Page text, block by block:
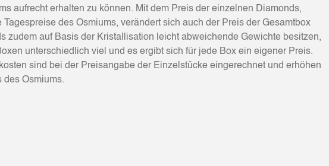
aufrecht erhalten zu können. Mit dem Preis der einzelnen Diamonds,
des Osmiums, verändert sich auch der Preis der Gesamtbox
zudem auf Basis der Kristallisation leicht abweichende Gewichte besitzen,
unterschiedlich viel und es ergibt sich für jede Box ein eigener Preis.
sind bei der Preisangabe der Einzelstücke eingerechnet und erhöhen
des Osmiums.